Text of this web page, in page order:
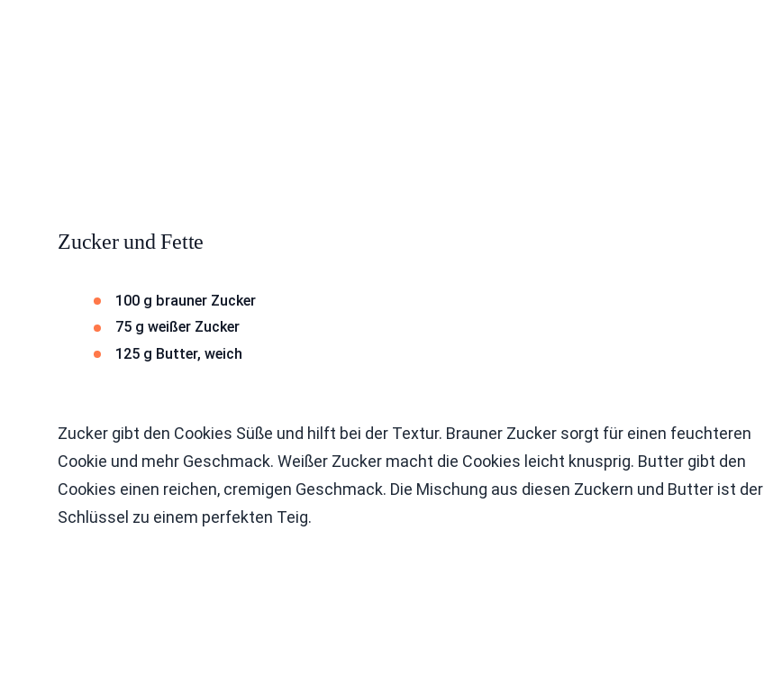
Zucker und Fette
100 g brauner Zucker
75 g weißer Zucker
125 g Butter, weich
Zucker gibt den Cookies Süße und hilft bei der Textur. Brauner Zucker sorgt für einen feuchteren
Cookie und mehr Geschmack. Weißer Zucker macht die Cookies leicht knusprig. Butter gibt den
Cookies einen reichen, cremigen Geschmack. Die Mischung aus diesen Zuckern und Butter ist der
Schlüssel zu einem perfekten Teig.